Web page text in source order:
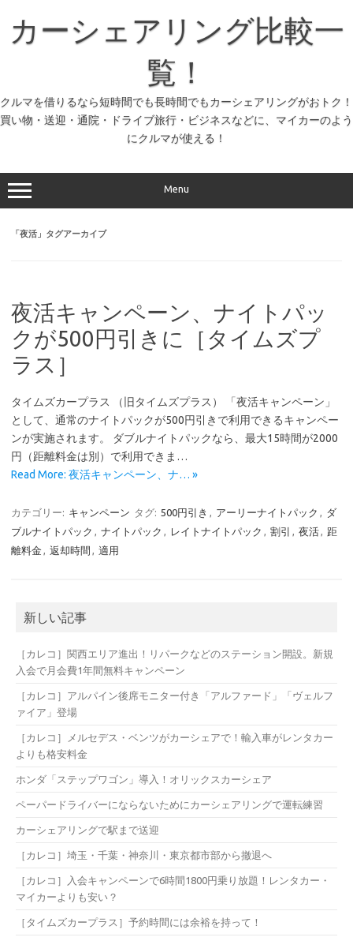
プ
カーシェアリング比較一
覧！
クルマを借りるなら短時間でも長時間でもカーシェアリングがおトク！
買い物・送迎・通院・ドライブ旅行・ビジネスなどに、マイカーのよう
にクルマが使える！
Menu
「夜活 」タグアーカイブ
夜活キャンペーン、ナイトパッ
クが500円引きに［タイムズプ
ラス］
タイムズカープラス （旧タイムズプラス） 「夜活キャンペーン」
として、通常のナイトパックが500円引きで利用できるキャンペー
ンが実施されます。 ダブルナイトパックなら、最大15時間が2000
円（距離料金は別）で利用できま…
Read More: 夜活キャンペーン、ナ… »
カテゴリー: キャンペーン タグ: 500円引き , アーリーナイトパック , ダ
ブルナイトパック , ナイトパック , レイトナイトパック , 割引 , 夜活, 距
離料金, 返却時間 , 適用
新しい記事
［カレコ］関西エリア進出！リパークなどのステーション開設。新規
入会で月会費1年間無料キャンペーン
［カレコ］アルパイン後席モニター付き「アルファード」「ヴェルフ
ァイア」登場
［カレコ］メルセデス・ベンツがカーシェアで！輸入車がレンタカー
よりも格安料金
ホンダ「ステップワゴン」導入！オリックスカーシェア
ペーパードライバーにならないためにカーシェアリングで運転練習
カーシェアリングで駅まで送迎
［カレコ］埼玉・千葉・神奈川・東京都市部から撤退へ
［カレコ］入会キャンペーンで6時間1800円乗り放題！レンタカー・
マイカーよりも安い？
［タイムズカープラス］予約時間には余裕を持って！